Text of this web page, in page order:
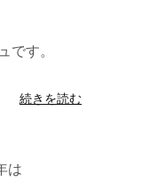
です。
続きを読む
は